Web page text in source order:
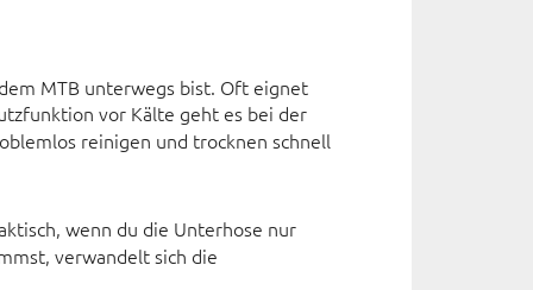
MTB unterwegs bist. Oft eignet
vor Kälte geht es bei der
reinigen und trocknen schnell
wenn du die Unterhose nur
verwandelt sich die